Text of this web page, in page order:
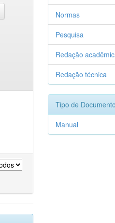
Normas
Pesquisa
Redação
Redação técnica
Tipo de Documento
Manual